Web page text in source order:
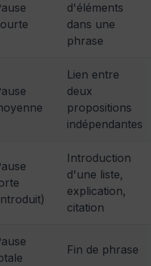
d'éléments
dans une
phrase
Lien entre
deux
propositions
indépendantes
Introduction
d'une liste,
explication,
citation
Fin de phrase